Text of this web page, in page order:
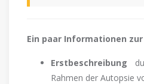
Ein paar Informationen
Erstbeschreibung
Rahmen der Autopsie